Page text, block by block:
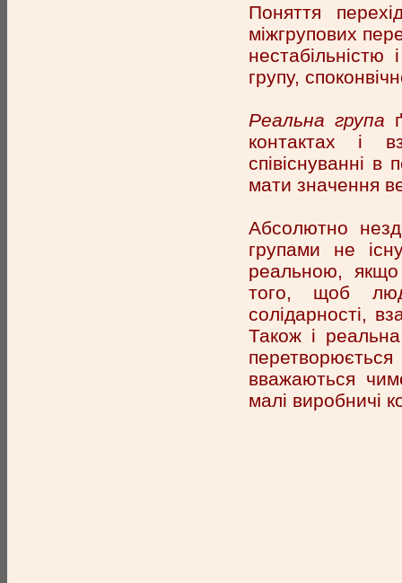
Поняття
міжгрупових
групу,
Реальна група
контактах і
співіснуванні
мати значення
Абсолютно
групами не
реальною, якщо
того, щоб
солідарності,
Також і
вважаються
малі виробничі